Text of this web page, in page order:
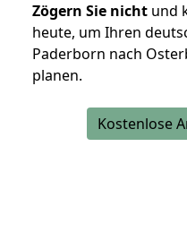
Zögern Sie nicht und
heute, um Ihren
Paderborn nach
planen.
Kostenlose